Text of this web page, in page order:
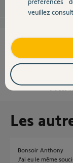
Contact
Les
Bonsoir Anthony
J'ai eu le même
veuillez